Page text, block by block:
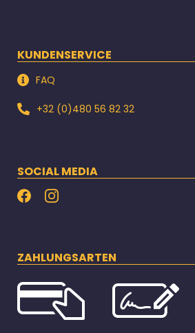
KUNDENSERVICE
FAQ
+32 (0)480 56 82 32
SOCIAL MEDIA
ZAHLUNGSARTEN